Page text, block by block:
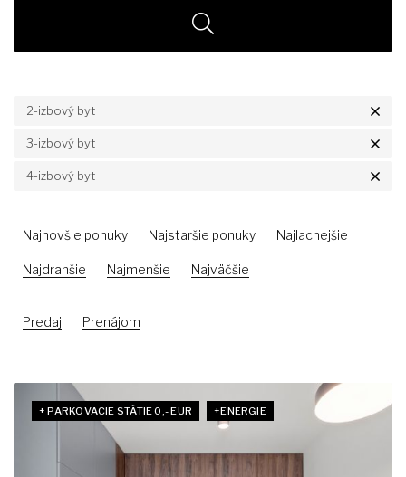
2-izbový byt
3-izbový byt
4-izbový byt
Najnovšie ponuky Najstaršie ponuky Najlacnejšie
Najdrahšie Najmenšie Najväčšie
Predaj Prenájom
+ PARKOVACIE STÁTIE 0,- EUR +ENERGIE